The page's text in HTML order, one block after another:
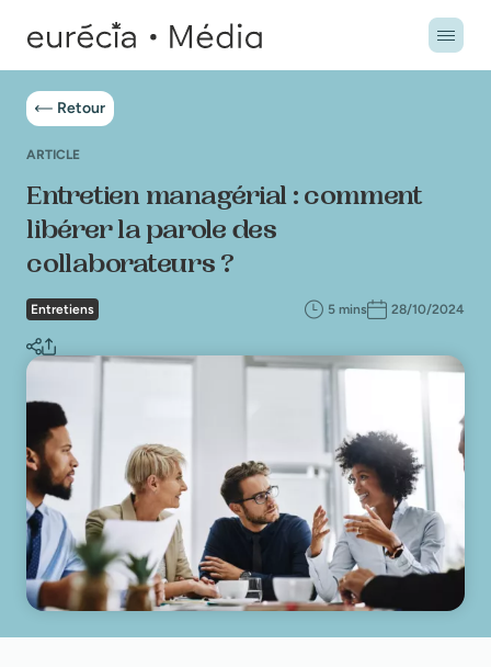
Retour
ARTICLE
Entretien managérial : comment
libérer la parole des
collaborateurs ?
Entretiens 5 mins 28/10/2024